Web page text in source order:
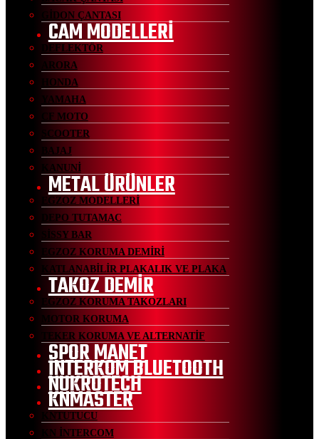
GİDON ÇANTASI
CAM MODELLERİ
DEFLEKTÖR
ARORA
HONDA
YAMAHA
CF MOTO
SCOOTER
BAJAJ
KANUNİ
METAL ÜRÜNLER
EGZOZ MODELLERİ
DEPO TUTAMAC
SİSSY BAR
EGZOZ KORUMA DEMİRİ
KATLANABİLİR PLAKALIK VE PLAKA
TAKOZ DEMİR
EGZOZ KORUMA TAKOZLARI
MOTOR KORUMA
TEKER KORUMA VE ALTERNATİF
SPOR MANET
İNTERKOM BLUETOOTH
NUKROTECH
KNMASTER
KNTUTUCU
KN İNTERCOM